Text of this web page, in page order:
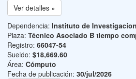
Ver detalles »
Dependencia: Instituto de
Plaza: Técnico Asociado B tiempo
Registro: 66047-54
Sueldo: $18,669.60
Área: Cómputo
Fecha de publicación: 30/jul/2026